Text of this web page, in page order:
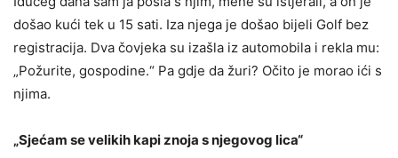
došao kući tek u 15 sati. Iza njega je došao bijeli Golf bez
registracija. Dva čovjeka su izašla iz automobila i rekla mu:
„Požurite, gospodine.“ Pa gdje da žuri? Očito je morao ići s
njima.
„Sjećam se velikih kapi znoja s njegovog lica“